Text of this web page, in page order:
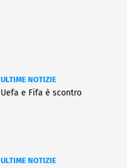
ULTIME NOTIZIE
Uefa e Fifa è scontro
ULTIME NOTIZIE